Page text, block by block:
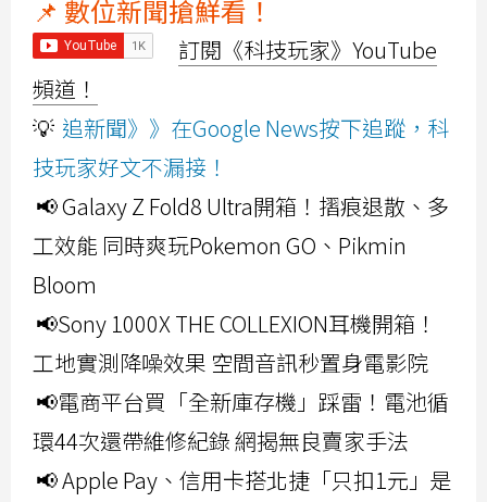
📌 數位新聞搶鮮看！
訂閱《科技玩家》YouTube
頻道！
💡 追新聞》》在Google News按下追蹤，科
技玩家好文不漏接！
📢 Galaxy Z Fold8 Ultra開箱！摺痕退散、多
工效能 同時爽玩Pokemon GO、Pikmin
Bloom
📢Sony 1000X THE COLLEXION耳機開箱！
工地實測降噪效果 空間音訊秒置身電影院
📢電商平台買「全新庫存機」踩雷！電池循
環44次還帶維修紀錄 網揭無良賣家手法
📢 Apple Pay、信用卡搭北捷「只扣1元」是